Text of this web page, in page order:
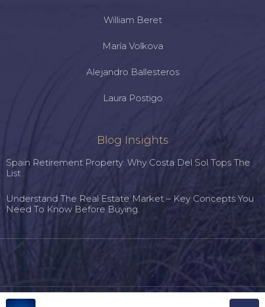
William Beret
María Volkova
Alejandro Ballesteros
Laura Postigo
Blog Insights
Spain Retirement Property: Why Costa Del Sol Tops The
List
Understand The Real Estate Market – Key Concepts You
Need To Know Before Buying.